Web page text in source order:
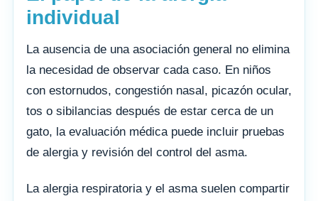
individual
La ausencia de una asociación general no elimina
la necesidad de observar cada caso. En niños
con estornudos, congestión nasal, picazón ocular,
tos o sibilancias después de estar cerca de un
gato, la evaluación médica puede incluir pruebas
de alergia y revisión del control del asma.
La alergia respiratoria y el asma suelen compartir